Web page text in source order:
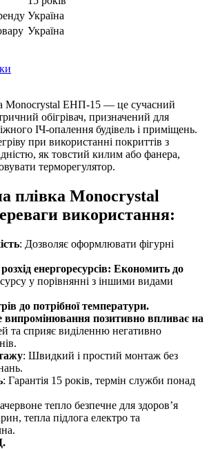
Україна
Україна
Monocrystal ЕНП-15 — це сучасний
обігрівач, призначений для
ІЧ-опалення будівель і приміщень.
при використанні покриттів з
як товстий килим або фанера,
терморегулятор.
плівка Monocrystal
використання:
: Дозволяє оформлювати фігурні
енергоресурсів: Економить до
у порівнянні з іншими видами
до потрібної температури.
випромінювання позитивно впливає на
та сприяє виділенню негативно
: Швидкий і простий монтаж без
: Гарантія 15 років, термін служби понад
тепло безпечне для здоров’я
тепла підлога електро та